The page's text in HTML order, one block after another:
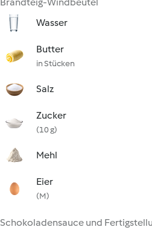
Wasser
Butter
in Stücken
Salz
Zucker
(10 g)
Mehl
Eier
(M)
Schokoladensauce und